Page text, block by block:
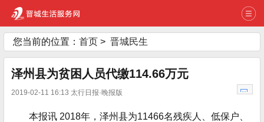
您当前的位置： 首页 > 晋城民生
泽州县为贫困人员代缴114.66万元
2019-02-11 16:13 太行日报·晚报版
本报讯 2018年，泽州县为11466名残疾人、低保户、